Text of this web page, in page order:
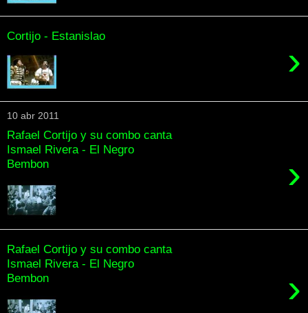
Cortijo - Estanislao
›
10 abr 2011
Rafael Cortijo y su combo canta
Ismael Rivera - El Negro
Bembon
›
Rafael Cortijo y su combo canta
Ismael Rivera - El Negro
Bembon
›